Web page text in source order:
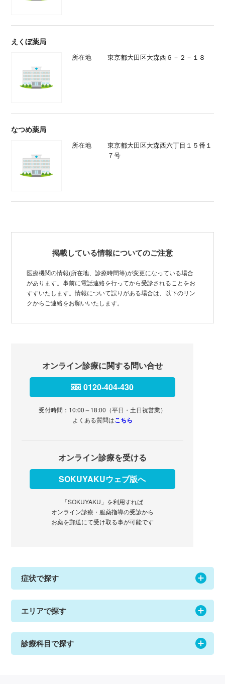
えくぼ薬局
所在地 東京都大田区大森西６－２－１８
なつめ薬局
所在地
東京都大田区大森西六丁目１５番１
７号
掲載している情報についてのご注意
医療機関の情報(所在地、診療時間等)が変更になっている場合
があります。事前に電話連絡を行ってから受診されることをお
すすいたします。情報について誤りがある場合は、以下のリン
クからご連絡をお願いいたします。
オンライン診療に関する問い合せ
0120-404-430
受付時間：10:00～18:00（平日・土日祝営業）
よくある質問はこちら
オンライン診療を受ける
SOKUYAKUウェブ版へ
「SOKUYAKU」を利用すれば
オンライン診療・服薬指導の受診から
お薬を郵送にて受け取る事が可能です
症状で探す
エリアで探す
診療科目で探す